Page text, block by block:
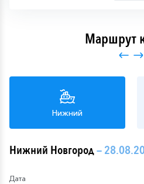
Маршрут
Нижний
Нижний Новгород—
Дата